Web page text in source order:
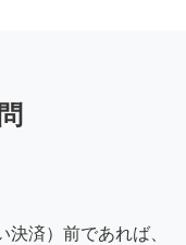
済）前であれば、